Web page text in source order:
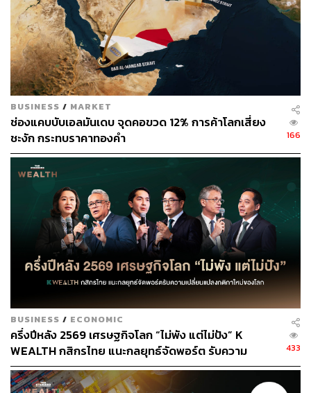
ด้าน Tom Essaye ผู้ก่อตั้งและบรรณาธิการจดหมายข่าวการ
ลงทุนของ Sevens Report กล่าวว่า โฟกัสของเศรษฐกิจ
มหภาคจะเปลี่ยนจากความกลัวว่า Fed จะเข้มงวดกับ
นโยบายการเงินไปเป็นการเติบโตที่ช้าลงและรายได้ที่ลดลง
ก่อนที่ธนาคารกลางทั่วโลกจะสามารถส่งสัญญาณชะลอการ
ขึ้นอัตราดอกเบี้ยได้ ซึ่งในส่วนของสหรัฐฯ ยังมีปัจจัยน่ากังวล
อย่างงบประมาณและเพดานหนี้ ซึ่งหากไม่สามารถตกลงกัน
ได้ตามเงื่อนไขเวลาที่กำหนด รัฐบาลสหรัฐฯ อาจเผชิญกับภา
วะชัตดาวน์บางส่วนได้
อ้างอิง:
https://edition.cnn.com/2022/12/12/investing/stocks-f
ed-boe-ecb/index.html
สามารถติดตาม THE STANDARD WEALTH
ผ่านแอปพลิเคชันต่างๆ ที่คุณสะดวกหรือใช้งานอยู่แล้วได้เลย
TAGS: ตลาดหุ้น ธนาคารกลางสหรัฐฯ (Fed)
หุ้น
เศรษฐกิจโลก
ตลาดหุ้นทั่วโลก
BUSINESS / MARKET
ช่องแคบบับเอลมันเดบ จุดคอขวด 12% การค้าโลกเสี่ยง
ชะงัก กระทบราคาทองคำ
166
BUSINESS / ECONOMIC
ครึ่งปีหลัง 2569 เศรษฐกิจโลก “ไม่พัง แต่ไม่ปัง” K
WEALTH กสิกรไทย แนะกลยุทธ์จัดพอร์ต รับความ
เปลี่ยนแปลงกติกาใหม่ของโลก
433